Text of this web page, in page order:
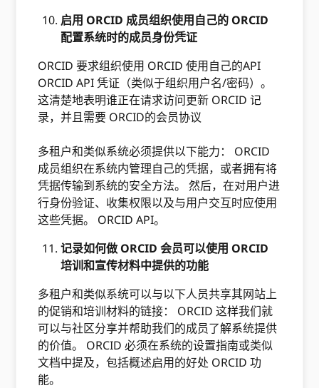
启用 ORCID 成员组织使用自己的 ORCID
配置系统时的成员身份凭证
ORCID 要求组织使用 ORCID 使用自己的API
ORCID API 凭证（类似于组织用户名/密码）。
这清楚地表明谁正在请求访问更新 ORCID 记
录，并且需要 ORCID的会员协议
多租户和类似系统必须提供以下能力： ORCID
成员组织在系统内管理自己的凭据，或者拥有将
凭据传输到系统的安全方法。 然后，在对用户进
行身份验证、收集权限以及与用户交互时应使用
这些凭据。 ORCID API。
记录如何做 ORCID 会员可以使用 ORCID
培训和宣传材料中提供的功能
多租户和类似系统可以与以下人员共享其网站上
的促销和培训材料的链接： ORCID 这样我们就
可以与社区分享并帮助我们的成员了解系统提供
的价值。 ORCID 必须在系统的设置指南或类似
文档中提及，包括概述启用的好处 ORCID 功
能。